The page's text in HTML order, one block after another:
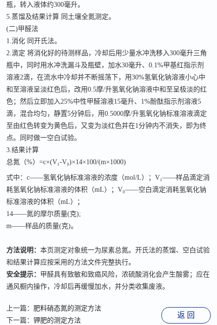
瓶，转入液体约300毫升。
5.蒸馏及结果计算 同土壤全氮测定。
(二)甲醛法
1.消化 同开氏法。
2.滴定 将消化好的待测样品，冷却后用少量水冲洗移入300毫升三角
瓶中，同时用水冲洗漏斗及瓶壁，加水30毫升、0.1%甲基红指示剂
溶液2滴，在流水中冷却并不断摇荡下，用30%氢氧化钠溶液小心中
和至溶液呈淡红色后，改用0.5摩/升氢氧化钠溶液中和至呈极淡的红
色；然后立即加入25%中性甲醛溶液15毫升、1%酚酞指示剂溶液5
滴，混合均匀，静置5分钟后，用0.5000摩/升氢氧化钠标准溶液滴定
至由红色转变为黄色后，又变为淡红色并在1分钟内不消失，即为终
点。同时做一空白试验。
3.结果计算
总氮（%）=c×(V₁-V₀)×14×100/(m×1000)
式中：c——氢氧化钠标准溶液的浓度（mol/L）；V₁——样品滴定消
耗氢氧化钠标准溶液的体积（mL）；V₀——空白滴定消耗氢氧化钠
标准溶液的体积（mL）；
14——氮的摩尔质量(克);
m——样品的质量(克)。
方法说明：本页测定对象统一为尿素总氮。开氏法的蒸馏、空白试验
和结果计算应按采用的方法文件完整执行。
安全提示： 甲醛具有致敏和致癌风险，浓硫酸消化会产生酸雾；应在
通风橱内操作，冷却后再缓慢加水，并分类收集废液。
上一篇： 肥料硝态氮的测定方法
下一篇：钾肥的测定方法
返 回